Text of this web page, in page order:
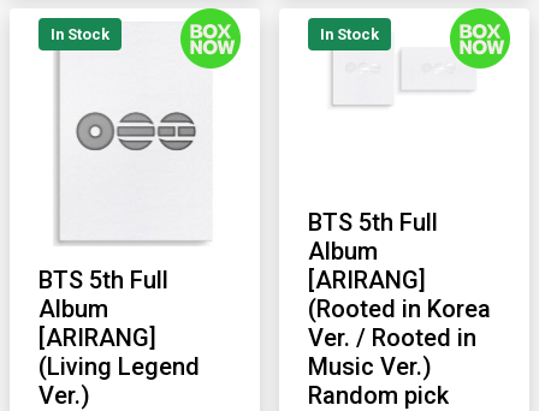
In Stock
BTS 5th Full
Album
[ARIRANG]
(Living Legend
Ver.)
In Stock
BTS 5th Full
Album
[ARIRANG]
(Rooted in Korea
Ver. / Rooted in
Music Ver.)
Random pick